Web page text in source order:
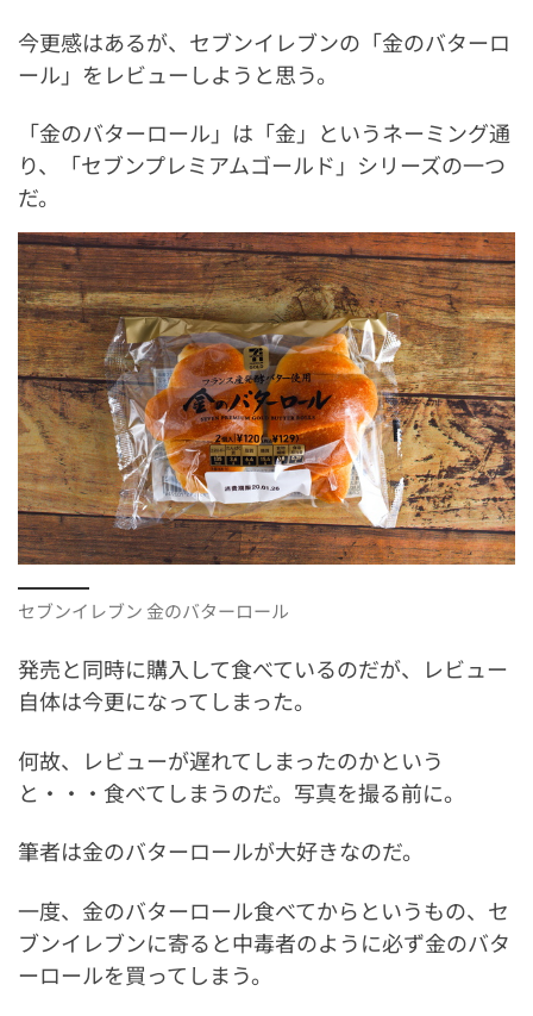
今更感はあるが、セブンイレブンの「金のバターロ
ール」をレビューしようと思う。
「金のバターロール」は「金」というネーミング通
り、「セブンプレミアムゴールド」シリーズの一つ
だ。
セブンイレブン 金のバターロール
発売と同時に購入して食べているのだが、レビュー
自体は今更になってしまった。
何故、レビューが遅れてしまったのかという
と・・・食べてしまうのだ。写真を撮る前に。
筆者は金のバターロールが大好きなのだ。
一度、金のバターロール食べてからというもの、セ
ブンイレブンに寄ると中毒者のように必ず金のバタ
ーロールを買ってしまう。